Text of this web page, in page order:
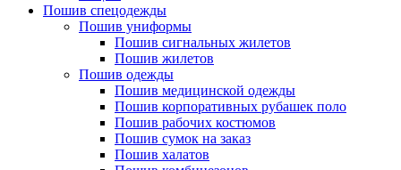
Пошив спецодежды
Пошив униформы
Пошив сигнальных жилетов
Пошив жилетов
Пошив одежды
Пошив медицинской одежды
Пошив корпоративных рубашек поло
Пошив рабочих костюмов
Пошив сумок на заказ
Пошив халатов